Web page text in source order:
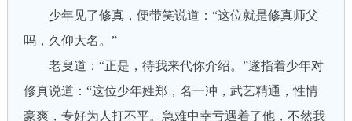
少年见了修真，便带笑说道：“这位就是修真师父
吗，久仰大名。”
老叟道：“正是，待我来代你介绍。”遂指着少年对
修真说道：“这位少年姓郑，名一冲，武艺精通，性情
豪爽，专好为人打不平。急难中幸亏遇着了他，不然我